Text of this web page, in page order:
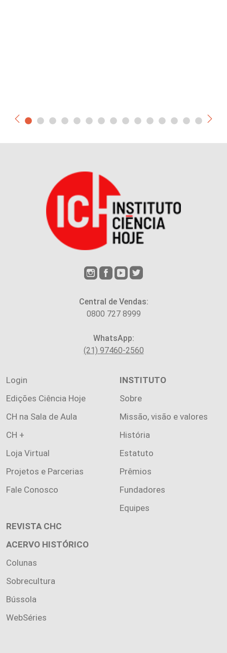
Central de Vendas:
0800 727 8999
WhatsApp:
(21) 97460-2560
Login
Edições Ciência Hoje
CH na Sala de Aula
CH +
Loja Virtual
Projetos e Parcerias
Fale Conosco
INSTITUTO
Sobre
Missão, visão e valores
História
Estatuto
Prêmios
Fundadores
Equipes
REVISTA CHC
ACERVO HISTÓRICO
Colunas
Sobrecultura
Bússola
WebSéries